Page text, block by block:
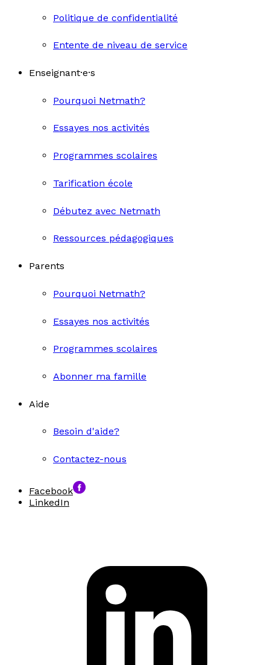
Politique de confidentialité
Entente de niveau de service
Enseignant·e·s
Pourquoi Netmath?
Essayes nos activités
Programmes scolaires
Tarification école
Débutez avec Netmath
Ressources pédagogiques
Parents
Pourquoi Netmath?
Essayes nos activités
Programmes scolaires
Abonner ma famille
Aide
Besoin d'aide?
Contactez-nous
Facebook
LinkedIn